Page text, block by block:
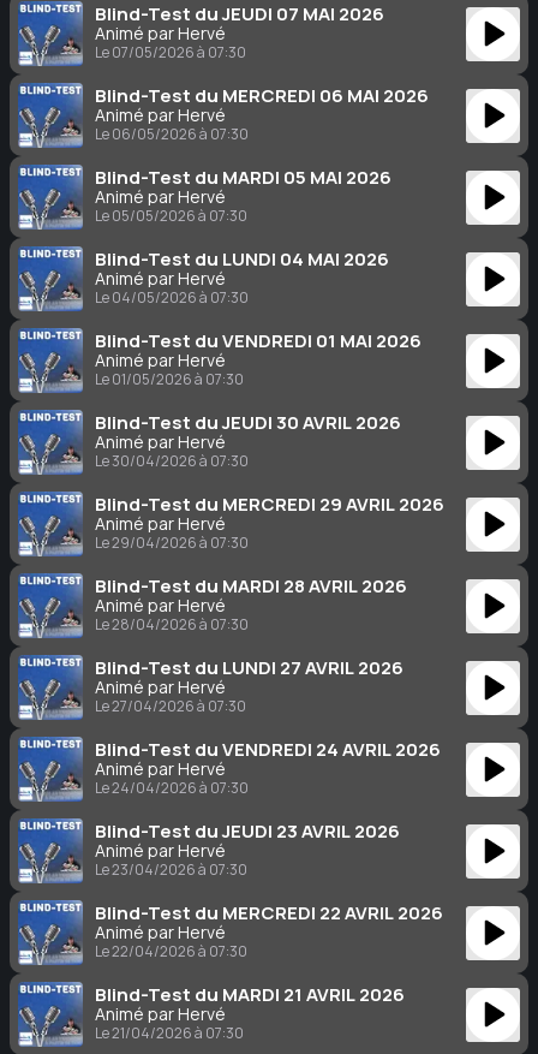
Blind-Test du JEUDI 07 MAI 2026
Animé par Hervé
Le 07/05/2026 à 07:30
Blind-Test du MERCREDI 06 MAI 2026
Animé par Hervé
Le 06/05/2026 à 07:30
Blind-Test du MARDI 05 MAI 2026
Animé par Hervé
Le 05/05/2026 à 07:30
Blind-Test du LUNDI 04 MAI 2026
Animé par Hervé
Le 04/05/2026 à 07:30
Blind-Test du VENDREDI 01 MAI 2026
Animé par Hervé
Le 01/05/2026 à 07:30
Blind-Test du JEUDI 30 AVRIL 2026
Animé par Hervé
Le 30/04/2026 à 07:30
Blind-Test du MERCREDI 29 AVRIL 2026
Animé par Hervé
Le 29/04/2026 à 07:30
Blind-Test du MARDI 28 AVRIL 2026
Animé par Hervé
Le 28/04/2026 à 07:30
Blind-Test du LUNDI 27 AVRIL 2026
Animé par Hervé
Le 27/04/2026 à 07:30
Blind-Test du VENDREDI 24 AVRIL 2026
Animé par Hervé
Le 24/04/2026 à 07:30
Blind-Test du JEUDI 23 AVRIL 2026
Animé par Hervé
Le 23/04/2026 à 07:30
Blind-Test du MERCREDI 22 AVRIL 2026
Animé par Hervé
Le 22/04/2026 à 07:30
Blind-Test du MARDI 21 AVRIL 2026
Animé par Hervé
Le 21/04/2026 à 07:30